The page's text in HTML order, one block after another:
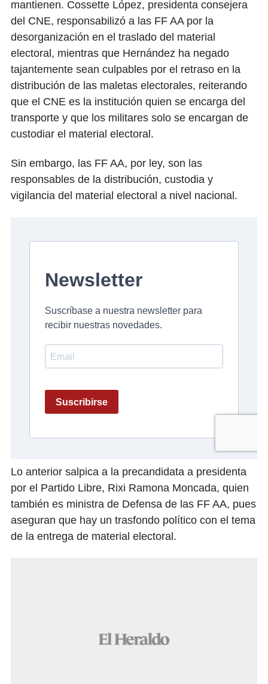
mantienen. Cossette López, presidenta consejera
del CNE, responsabilizó a las FF AA por la
desorganización en el traslado del material
electoral, mientras que Hernández ha negado
tajantemente sean culpables por el retraso en la
distribución de las maletas electorales, reiterando
que el CNE es la institución quien se encarga del
transporte y que los militares solo se encargan de
custodiar el material electoral.
Sin embargo, las FF AA, por ley, son las
responsables de la distribución, custodia y
vigilancia del material electoral a nivel nacional.
Lo anterior salpica a la precandidata a presidenta
por el Partido Libre, Rixi Ramona Moncada, quien
también es ministra de Defensa de las FF AA, pues
aseguran que hay un trasfondo político con el tema
de la entrega de material electoral.